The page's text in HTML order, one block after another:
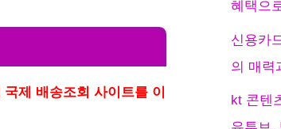
제 배송조회 사이트를 이
혜택으
신용카
의 매력
kt 콘텐